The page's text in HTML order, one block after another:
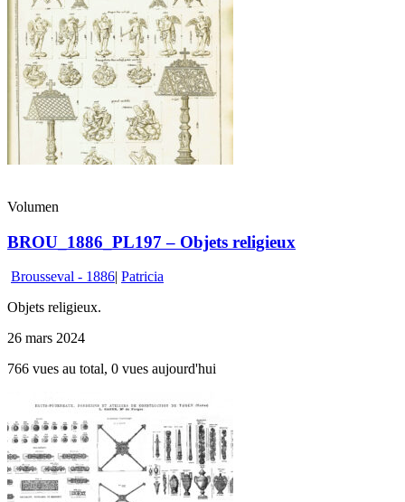
Volumen
BROU_1886_PL197 – Objets religieux
Brousseval - 1886| Patricia
Objets religieux.
26 mars 2024
766 vues au total, 0 vues aujourd'hui